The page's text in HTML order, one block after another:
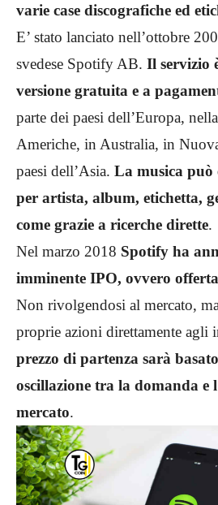
varie case discografiche ed
E’ stato lanciato nell’ottobre
svedese Spotify AB. Il servizio
versione gratuita e a
parte dei paesi dell’Europa,
Americhe, in Australia, in
paesi dell’Asia. La musica può
per artista, album, etichetta,
come grazie a ricerche dirette.
Nel marzo 2018 Spotify ha
imminente IPO, ovvero
Non rivolgendosi al mercato,
proprie azioni direttamente agli
prezzo di partenza sarà
oscillazione tra la domanda e
mercato.